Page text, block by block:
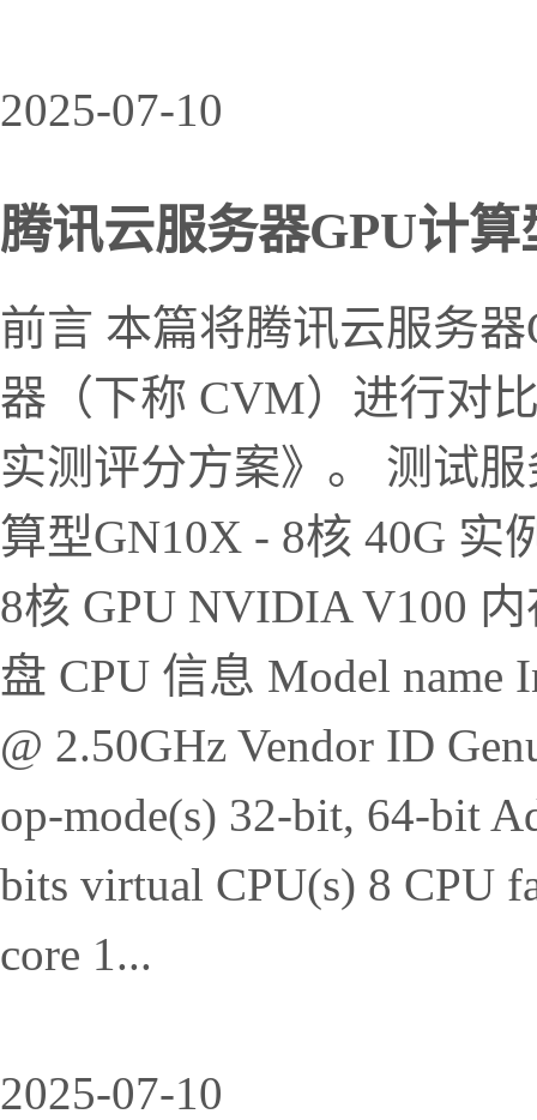
2025-07-10
腾讯云服务器GPU计算
前言 本篇将腾讯云服务
器（下称 CVM）进行对
实测评分方案》。 测试
算型GN10X - 8核 40G 实
8核 GPU NVIDIA V100
盘 CPU 信息 Model name
@ 2.50GHz Vendor ID
op-mode(s) 32-bit, 64-bit
bits virtual CPU(s) 8 CPU
core 1...
2025-07-10